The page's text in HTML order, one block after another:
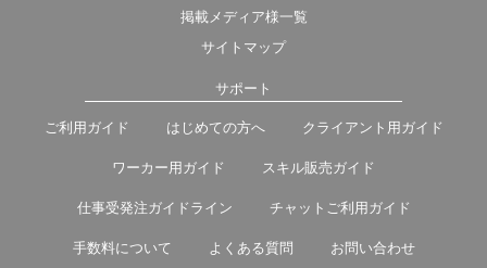
掲載メディア様一覧
サイトマップ
サポート
ご利用ガイド はじめての方へ クライアント用ガイド
ワーカー用ガイド スキル販売ガイド
仕事受発注ガイドライン チャットご利用ガイド
手数料について よくある質問 お問い合わせ